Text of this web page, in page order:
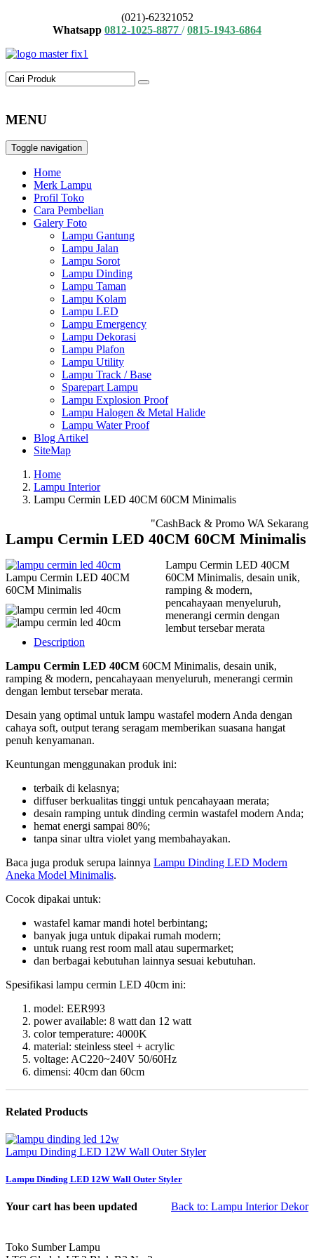
(021)-62321052
Whatsapp 0812-1025-8877 /0815-1943-6864
MENU
Toggle navigation
Home
Merk Lampu
Profil Toko
Cara Pembelian
Galery Foto
Lampu Gantung
Lampu Jalan
Lampu Sorot
Lampu Dinding
Lampu Taman
Lampu Kolam
Lampu LED
Lampu Emergency
Lampu Dekorasi
Lampu Plafon
Lampu Utility
Lampu Track / Base
Sparepart Lampu
Lampu Explosion Proof
Lampu Halogen & Metal Halide
Lampu Water Proof
Blog Artikel
SiteMap
Home
Lampu Interior
Lampu Cermin LED 40CM 60CM Minimalis
"CashBack & Promo WA Sekarang!",
Lampu Cermin LED 40CM 60CM Minimalis
Lampu Cermin LED 40CM
60CM Minimalis
Lampu Cermin LED 40CM
60CM Minimalis, desain unik,
ramping & modern,
pencahayaan menyeluruh,
menerangi cermin dengan
lembut tersebar merata
Description
Lampu Cermin LED 40CM 60CM Minimalis, desain unik,
ramping & modern, pencahayaan menyeluruh, menerangi cermin
dengan lembut tersebar merata.
Desain yang optimal untuk lampu wastafel modern Anda dengan
cahaya soft, output terang seragam memberikan suasana hangat
penuh kenyamanan.
Keuntungan menggunakan produk ini:
terbaik di kelasnya;
diffuser berkualitas tinggi untuk pencahayaan merata;
desain ramping untuk dinding cermin wastafel modern Anda;
hemat energi sampai 80%;
tanpa sinar ultra violet yang membahayakan.
Baca juga produk serupa lainnya Lampu Dinding LED Modern
Aneka Model Minimalis.
Cocok dipakai untuk:
wastafel kamar mandi hotel berbintang;
banyak juga untuk dipakai rumah modern;
untuk ruang rest room mall atau supermarket;
dan berbagai kebutuhan lainnya sesuai kebutuhan.
Spesifikasi lampu cermin LED 40cm ini:
model: EER993
power available: 8 watt dan 12 watt
color temperature: 4000K
material: steinless steel + acrylic
voltage: AC220~240V 50/60Hz
dimensi: 40cm dan 60cm
Related Products
Lampu Dinding LED 12W Wall Outer Styler
Lampu Dinding LED 12W Wall Outer Styler
Back to: Lampu Interior Dekor
Your cart has been updated
Toko Sumber Lampu